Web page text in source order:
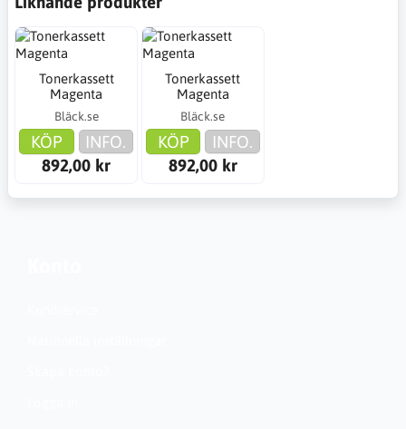
Tonerkassett
Magenta
Bläck.se
KÖP
INFO.
892,00 kr
Tonerkassett
Magenta
Bläck.se
KÖP
INFO.
892,00 kr